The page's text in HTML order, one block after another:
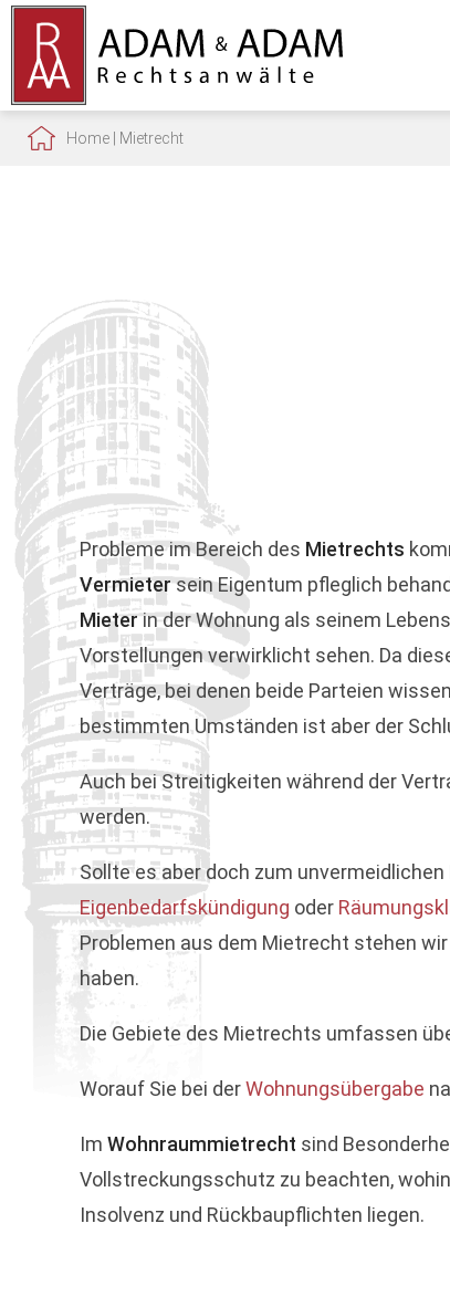
Home Mietrecht
Probleme im Bereich des Mietrechts
Vermietersein Eigentum pfleglich
Mieterin der Wohnung als seinem
Vorstellungen verwirklicht sehen. Da
Verträge, bei denen beide Parteien
bestimmten Umständen ist aber der
Auch bei Streitigkeiten während der
werden.
Sollte es aber doch zum
Eigenbedarfskündigung oder
Problemen aus dem Mietrecht stehen
haben.
Die Gebiete des Mietrechts umfassen
Worauf Sie bei derWohnungsübergabe
Im Wohnraummietrecht sind
Vollstreckungsschutz zu beachten,
Insolvenz und Rückbaupflichten liegen.